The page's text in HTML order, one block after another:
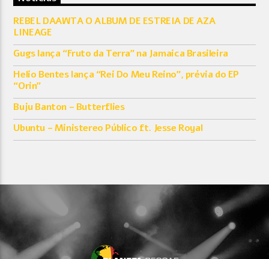
REBEL DAAWTA O ALBUM DE ESTREIA DE AZA
LINEAGE
Gugs lança “Fruto da Terra” na Jamaica Brasileira
Helio Bentes lança “Rei Do Meu Reino”, prévia do EP
“Orin”
Buju Banton – Butterflies
Ubuntu – Ministereo Público ft. Jesse Royal